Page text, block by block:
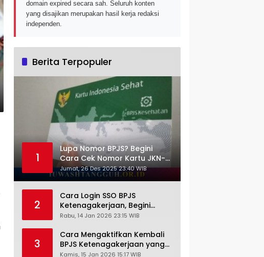
domain expired secara sah. Seluruh konten
yang disajikan merupakan hasil kerja redaksi
independen.
Berita Terpopuler
1
Lupa Nomor BPJS? Begini
Cara Cek Nomor Kartu JKN-
KIS dengan NIK KTP
Jumat, 26 Des 2025 23:40 WIB
2
Cara Login SSO BPJS
Ketenagakerjaan, Begini
Tutorial Lengkap dan
Rabu, 14 Jan 2026 23:15 WIB
3
Cara Mengaktifkan Kembali
BPJS Ketenagakerjaan yang
Nonaktif, Begini Panduan
Kamis, 15 Jan 2026 15:17 WIB